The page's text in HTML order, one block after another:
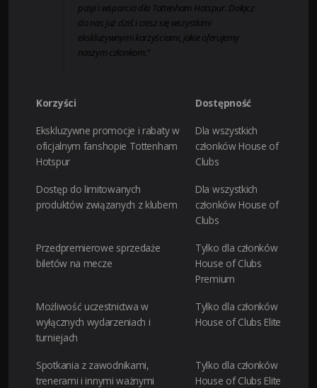
pasji i wsparcia dla Tottenham Hotspur. Dołącz
do nas już dziś i ciesz się wszystkimi
ekskluzywnymi korzyściami, jakie oferujemy
naszym członkom.”
Korzyści Dostępność
Ekskluzywne promocje i rabaty w
oficjalnym fanshopie Tottenham
Hotspur
Dla wszystkich
członków House of
Clubs
Dostęp do limitowanych
produktów związanych z klubem
Dla wszystkich
członków House of
Clubs
Przedpremierowe sprzedaże
biletów na mecze
Tylko dla członków
House of Clubs
Premium
Możliwość uczestnictwa w
wyłącznych wydarzeniach i
turniejach
Tylko dla członków
House of Clubs Elite
Spotkania z zawodnikami,
trenerami i innymi ważnymi
Tylko dla członków
House of Clubs Elite